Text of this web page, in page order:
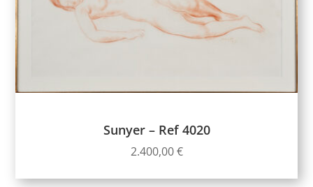
Sunyer – Ref 4020
2.400,00€